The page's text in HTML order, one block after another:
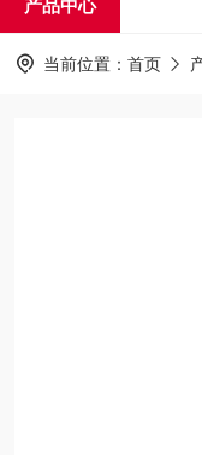
产品中心
当前位置： 首页